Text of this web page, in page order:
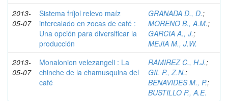
2013-
05-07
Sistema fríjol relevo maíz
intercalado en zocas de café :
Una opción para diversificar la
producción
GRANADA D., D.;
MORENO B., A.M.;
GARCIA A., J.;
MEJIA M., J.W.
2013-
05-07
Monalonion velezangeli : La
chinche de la chamusquina del
café
RAMIREZ C., H.J.;
GIL P., Z.N.;
BENAVIDES M., P.;
BUSTILLO P., A.E.